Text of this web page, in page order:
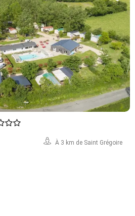
À 3 km de Saint Grégoire